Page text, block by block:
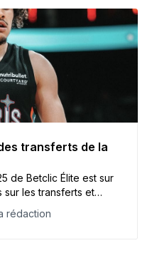
transferts de la
de Betclic Élite est sur
sur les transferts et
sur la ligne de
rédaction